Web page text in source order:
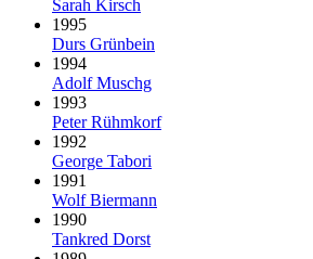
Sarah Kirsch
1995
Durs Grünbein
1994
Adolf Muschg
1993
Peter Rühmkorf
1992
George Tabori
1991
Wolf Biermann
1990
Tankred Dorst